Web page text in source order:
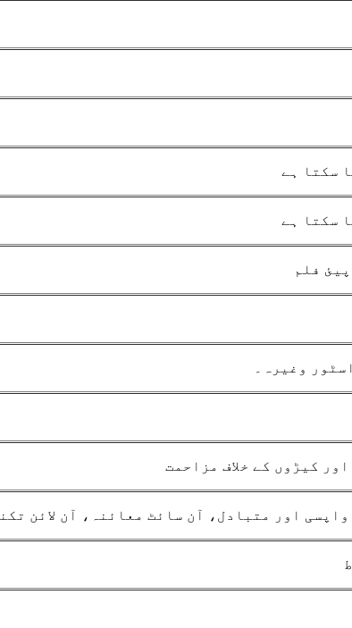
سکتا ہے
سکتا ہے
فلم
وغیرہ۔
کیڑوں کے خلاف مزاحمت
اور متبادل، آن سائٹ معائنہ، آن لائن